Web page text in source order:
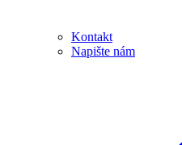
Kontakt
Napište nám